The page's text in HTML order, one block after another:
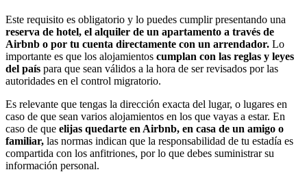
Este requisito es obligatorio y lo puedes cumplir presentando una
reserva de hotel, el alquiler de un apartamento a través de
Airbnb o por tu cuenta directamente con un arrendador. Lo
importante es que los alojamientos cumplan con las reglas y leyes
del país para que sean válidos a la hora de ser revisados por las
autoridades en el control migratorio.
Es relevante que tengas la dirección exacta del lugar, o lugares en
caso de que sean varios alojamientos en los que vayas a estar. En
caso de que elijas quedarte en Airbnb, en casa de un amigo o
familiar, las normas indican que la responsabilidad de tu estadía es
compartida con los anfitriones, por lo que debes suministrar su
información personal.